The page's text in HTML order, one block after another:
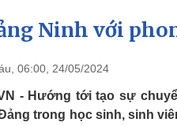
nhân sự
hội
Dự báo
Giáo dục
Biển đảo
Quân sự
Ninh với
06:00, 24/05/2024
- Hướng tới tạo sự
trong học sinh, sinh